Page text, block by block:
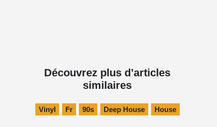
Découvrez plus d’articles
similaires
Vinyl Fr 90s Deep House House